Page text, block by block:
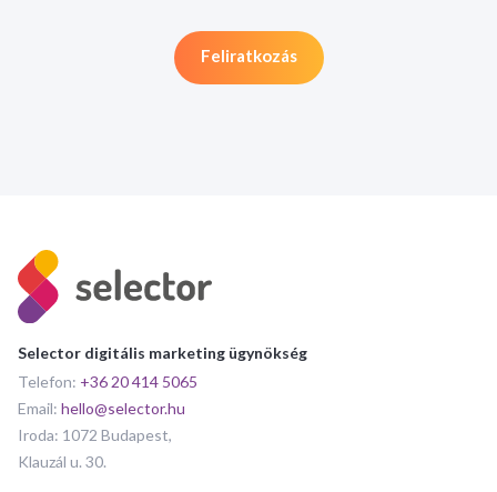
Selector digitális marketing ügynökség
Telefon: +36 20 414 5065
Email: hello@selector.hu
Iroda: 1072 Budapest,
Klauzál u. 30.